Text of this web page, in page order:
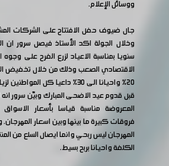
ووسائل الإعلام.
جال ضيوف حفل الافتتاح على الشركات
وخلال الجولة اكد الأستاذ فيصل سرور ان
سنويا بمناسبة الاعياد لزرع الفرح على
الاقتصادي الصعب وذلك من خلال تخفيض
٢٠% واحيانا الى ٣٠% داعيا كل
قبل قدوم عيد الاضحى المبارك وبيّن سرور
المعروضة مناسبة قياسا بأسعار
فروقات كبيرة ما بينها وبين اسعار
المهرجان ليس ربحي وانما ايصال السلع من
الكلفة واحيانا بربح بسيط.